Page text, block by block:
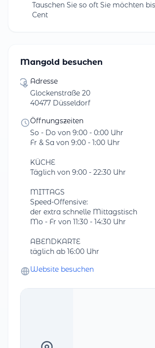
Tauschen Sie so oft Sie möchten
Cent
Mangold besuchen
Adresse
Glockenstraße 20
40477 Düsseldorf
Öffnungszeiten
So - Do von 9:00 - 0:00 Uhr
Fr & Sa von 9:00 - 1:00 Uhr
KÜCHE
Täglich von 9:00 - 22:30 Uhr
MITTAGS
Speed-Offensive:
der extra schnelle Mittagstisch
Mo - Fr von 11:30 - 14:30 Uhr
ABENDKARTE
täglich ab 16:00 Uhr
Website besuchen